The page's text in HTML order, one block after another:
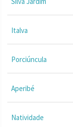
Italva
Porciúncula
Aperibé
Natividade